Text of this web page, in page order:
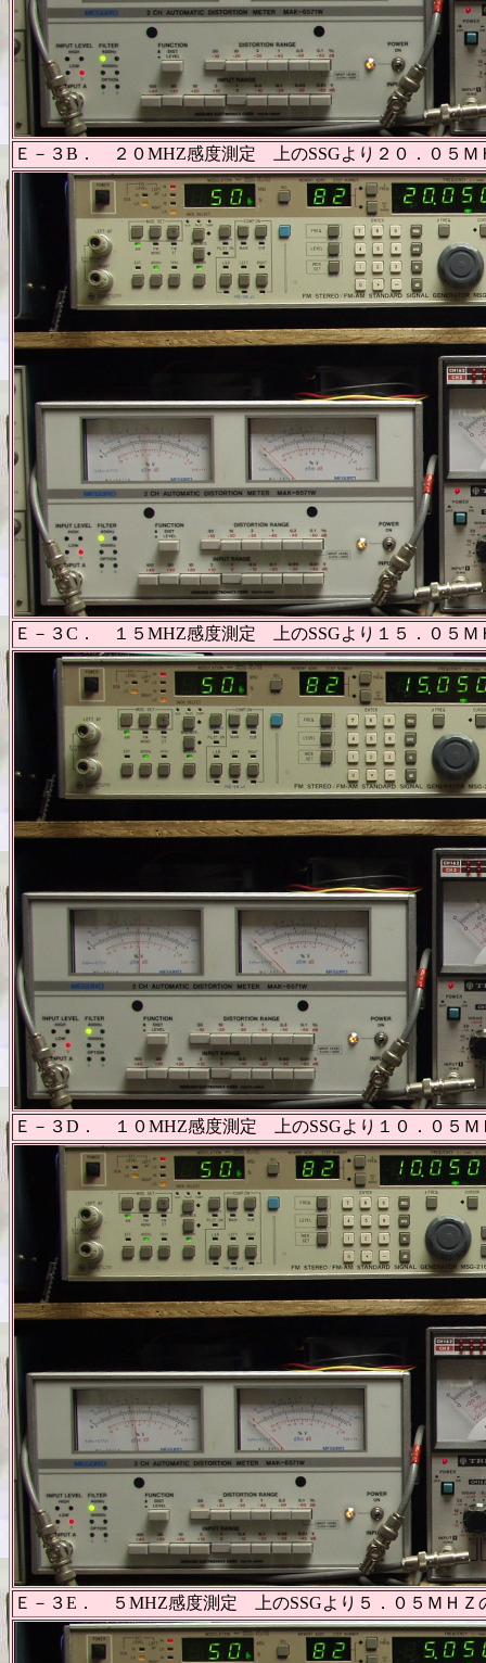
Ｅ－３B． ２０MHZ感度測定 上のSSGより２０．０５Ｍ
Ｅ－３C． １５MHZ感度測定 上のSSGより１５．０５Ｍ
Ｅ－３D． １０MHZ感度測定 上のSSGより１０．０５Ｍ
Ｅ－３E． ５MHZ感度測定 上のSSGより５．０５ＭＨＺ